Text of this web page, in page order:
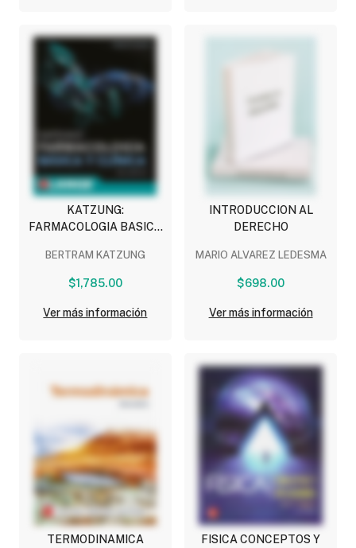
KATZUNG:
FARMACOLOGIA BASICA
BERTRAM KATZUNG
$1,785.00
Ver más información
INTRODUCCION AL
DERECHO
MARIO ALVAREZ LEDESMA
$698.00
Ver más información
TERMODINAMICA
FISICA CONCEPTOS Y